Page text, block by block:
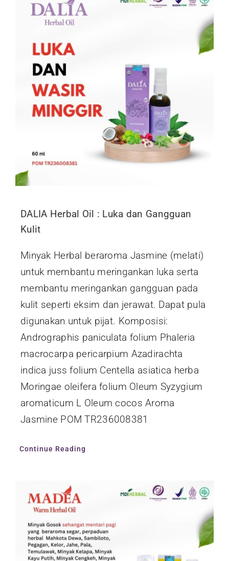
DALIA Herbal Oil : Luka dan Gangguan
Kulit
Minyak Herbal beraroma Jasmine (melati)
untuk membantu meringankan luka serta
membantu meringankan gangguan pada
kulit seperti eksim dan jerawat. Dapat pula
digunakan untuk pijat. Komposisi:
Andrographis paniculata folium Phaleria
macrocarpa pericarpium Azadirachta
indica juss folium Centella asiatica herba
Moringae oleifera folium Oleum Syzygium
aromaticum L Oleum cocos Aroma
Jasmine POM TR236008381
Continue Reading